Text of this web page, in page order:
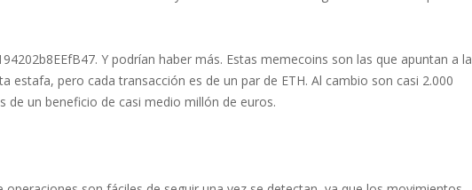
Y podrían haber más. Estas memecoins son las que apuntan a la
estafa, pero cada transacción es de un par de ETH. Al cambio son casi 2.000
de un beneficio de casi medio millón de euros.